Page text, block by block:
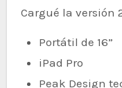
Cargué la versión
Portátil de 16”
iPad Pro
Peak Design